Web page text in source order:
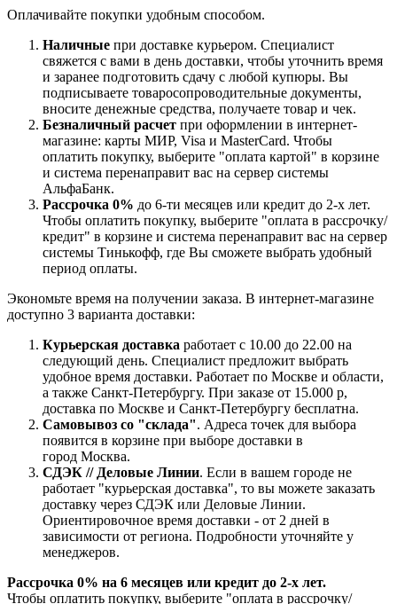
Оплачивайте покупки удобным способом.
Наличные при доставке курьером. Специалист
свяжется с вами в день доставки, чтобы уточнить время
и заранее подготовить сдачу с любой купюры. Вы
подписываете товаросопроводительные документы,
вносите денежные средства, получаете товар и чек.
Безналичный расчет при оформлении в интернет-
магазине: карты МИР, Visa и MasterCard. Чтобы
оплатить покупку, выберите "оплата картой" в корзине
и система перенаправит вас на сервер системы
АльфаБанк.
Рассрочка 0% до 6-ти месяцев или кредит до 2-х лет.
Чтобы оплатить покупку, выберите "оплата в рассрочку/
кредит" в корзине и система перенаправит вас на сервер
системы Тинькофф, где Вы сможете выбрать удобный
период оплаты.
Экономьте время на получении заказа. В интернет-магазине
доступно 3 варианта доставки:
Курьерская доставка работает с 10.00 до 22.00 на
следующий день. Специалист предложит выбрать
удобное время доставки. Работает по Москве и области,
а также Санкт-Петербургу. При заказе от 15.000 р,
доставка по Москве и Санкт-Петербургу бесплатна.
Самовывоз со "склада". Адреса точек для выбора
появится в корзине при выборе доставки в
город Москва.
СДЭК // Деловые Линии. Если в вашем городе не
работает "курьерская доставка", то вы можете заказать
доставку через СДЭК или Деловые Линии.
Ориентировочное время доставки - от 2 дней в
зависимости от региона. Подробности уточняйте у
менеджеров.
Рассрочка 0% на 6 месяцев или кредит до 2-х лет.
Чтобы оплатить покупку, выберите "оплата в рассрочку/